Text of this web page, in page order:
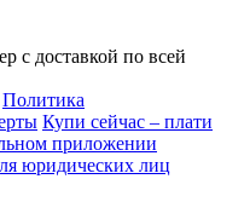
с доставкой по всей
Политика
Купи сейчас – плати
приложении
юридических лиц